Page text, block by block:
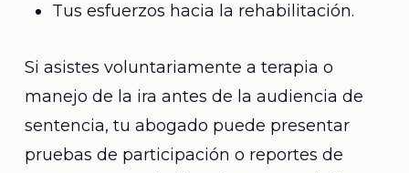
Tus esfuerzos hacia la rehabilitación.
Si asistes voluntariamente a terapia o
manejo de la ira antes de la audiencia de
sentencia, tu abogado puede presentar
pruebas de participación o reportes de